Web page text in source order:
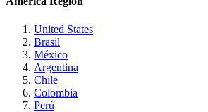
United States
Brasil
México
Argentina
Chile
Colombia
Perú